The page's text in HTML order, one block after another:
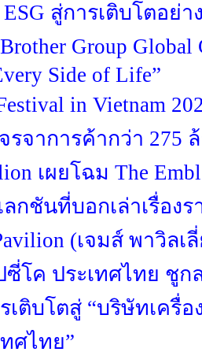
สู่การเติบโตอย่
Group
Side of Life”
in Vietnam
รจาการค้ากว่า 275
เผยโฉม The
ลกชันที่บอกเล่าเรื่อง
(เจมส์ พาวิลเ
ซี่โค ประเทศไทย ชู
รเติบโตสู่ “บริษัทเครื่
ศไทย”